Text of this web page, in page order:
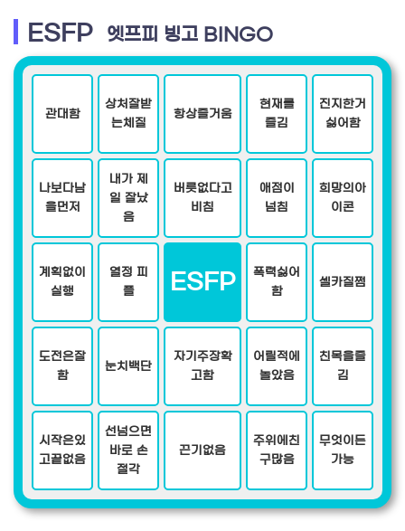
ESFP 엣프피 빙고 BINGO
관대함
상처잘받
는체질
항상즐거움
현재를
즐김
진지한거
싫어함
나보다남
을먼저
내가 제
일 잘났
음
버릇없다고
비침
애점이
넘침
희망의아
이콘
계획없이
실행
열정 피
플
ESFP
폭력싫어
함
셀카질쩜
도전은잘
함
눈치백단
자기주장확
고함
어릴적에
놀았음
친목을즐
김
시작은있
고끝없음
선넘으면
바로 손
절각
끈기없음
주위에친
구많음
무엇이든
가능